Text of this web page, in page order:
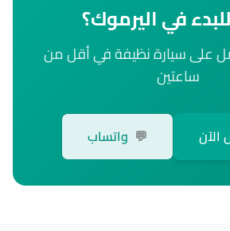
في اليرموك؟
على سيارة نظيفة في أقل من
ساعتين
الآن 💬 واتساب